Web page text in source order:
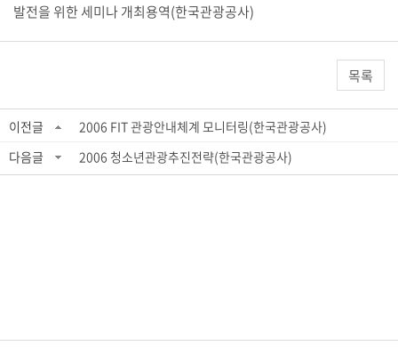
발전을 위한 세미나 개최용역(한국관광공사)
목록
이전글
2006 FIT 관광안내체계 모니터링(한국관광공사)
다음글
2006 청소년관광추진전략(한국관광공사)